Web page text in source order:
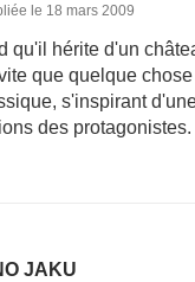
le 18 mars 2009
qu'il hérite d'un
que quelque
s'inspirant
des
JAKU